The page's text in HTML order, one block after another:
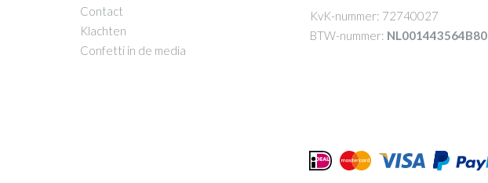
Contact
Klachten
Confetti in de media
KvK-nummer: 72740027
BTW-nummer: NL001443564B80